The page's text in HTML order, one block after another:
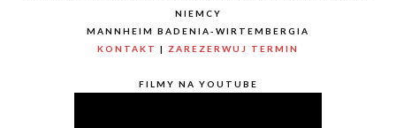
NIEMCY
MANNHEIM BADENIA-WIRTEMBERGIA
KONTAKT | ZAREZERWUJ TERMIN
FILMY NA YOUTUBE